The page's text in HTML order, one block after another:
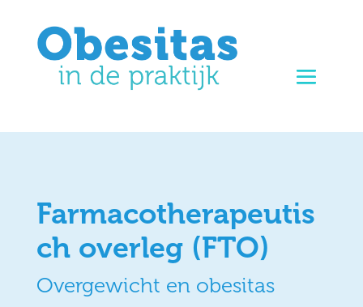
Farmacotherapeutis
ch overleg (FTO)
Overgewicht en obesitas